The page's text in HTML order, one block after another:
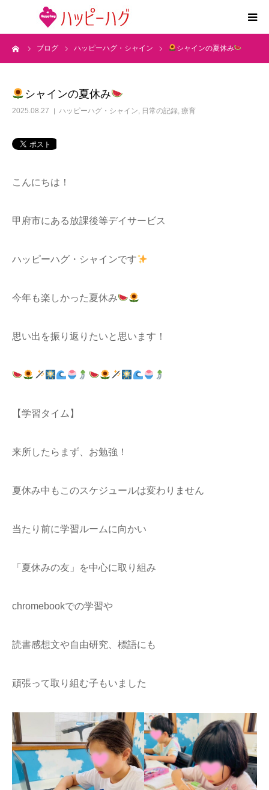
ブログ ハッピーハグ・シャイン シャインの夏休み
シャインの夏休み
2025.08.27 ハッピーハグ・シャイン, 日常の記録, 療育
こんにちは！
甲府市にある放課後等デイサービス
ハッピーハグ・シャインです
今年も楽しかった夏休み
思い出を振り返りたいと思います！
【学習タイム】
来所したらまず、お勉強！
夏休み中もこのスケジュールは変わりません
当たり前に学習ルームに向かい
「夏休みの友」を中心に取り組み
chromebookでの学習や
読書感想文や自由研究、標語にも
頑張って取り組む子もいました
2つの特徴
求人情報
運営会社